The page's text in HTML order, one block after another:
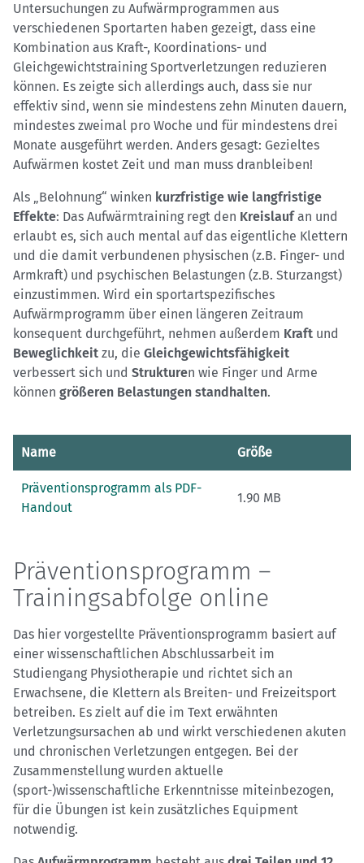
Untersuchungen zu Aufwärmprogrammen aus
verschiedenen Sportarten haben gezeigt, dass eine
Kombination aus Kraft-, Koordinations- und
Gleichgewichtstraining Sportverletzungen reduzieren
können. Es zeigte sich allerdings auch, dass sie nur
effektiv sind, wenn sie mindestens zehn Minuten dauern,
mindestes zweimal pro Woche und für mindestens drei
Monate ausgeführt werden. Anders gesagt: Gezieltes
Aufwärmen kostet Zeit und man muss dranbleiben!
Als „Belohnung“ winken kurzfristige wie langfristige
Effekte: Das Aufwärmtraining regt den Kreislaufan und
erlaubt es, sich auch mental auf das eigentliche Klettern
und die damit verbundenen physischen (z.B. Finger- und
Armkraft) und psychischen Belastungen (z.B. Sturzangst)
einzustimmen. Wird ein sportartspezifisches
Aufwärmprogramm über einen längeren Zeitraum
konsequent durchgeführt, nehmen außerdem Kraft und
Beweglichkeit zu, die Gleichgewichtsfähigkeit
verbessert sich und Strukturen wie Finger und Arme
können größeren Belastungen standhalten.
Name Größe
Präventionsprogramm als PDF-
Handout
1.90 MB
Präventionsprogramm –
Trainingsabfolge online
Das hier vorgestellte Präventionsprogramm basiert auf
einer wissenschaftlichen Abschlussarbeit im
Studiengang Physiotherapie und richtet sich an
Erwachsene, die Klettern als Breiten- und Freizeitsport
betreiben. Es zielt auf die im Text erwähnten
Verletzungsursachen ab und wirkt verschiedenen akuten
und chronischen Verletzungen entgegen. Bei der
Zusammenstellung wurden aktuelle
(sport-)wissenschaftliche Erkenntnisse miteinbezogen,
für die Übungen ist kein zusätzliches Equipment
notwendig.